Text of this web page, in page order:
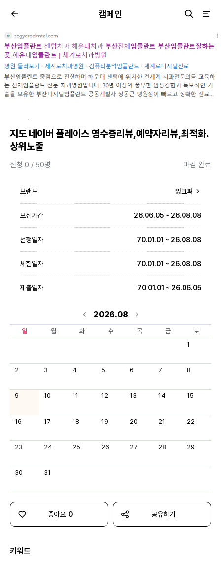
캠페인
·
지도 네이버 플레이스 영수증리뷰,예약자리뷰,최적화.
상위노출
신청 0 / 50명 마감 완료
브랜드 잉크펴
모집기간 26.06.05 ~ 26.08.08
선정일자 70.01.01 ~ 26.08.08
체험일자 70.01.01 ~ 26.08.08
제출일자 70.01.01 ~ 26.06.05
2026.08
일 월 화 수 목 금
토
1
2 3 4 5 6 7 8
9 10 11 12 13 14 15
16 17 18 19 20 21 22
23 24 25 26 27 28 29
30 31
좋아요 0 공유하기
키워드